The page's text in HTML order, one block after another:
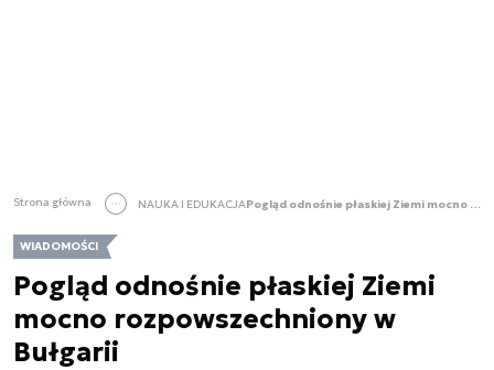
Strona główna NAUKA I EDUKACJA Pogląd odnośnie płaskiej Ziemi mocno rozpowszechniony w Bułgarii
WIADOMOŚCI
Pogląd odnośnie płaskiej Ziemi
mocno rozpowszechniony w
Bułgarii